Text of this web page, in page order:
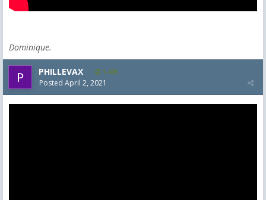
Dominique.
PHILLEVAX 1,405
Posted April 2, 2021